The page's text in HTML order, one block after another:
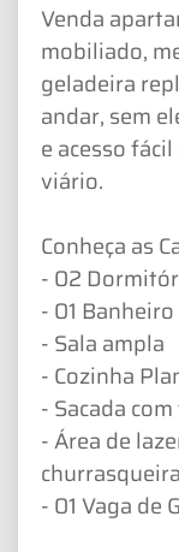
Venda
mobiliado,
geladeira
andar, sem
e acesso
viário.
Conheça as
- 02
- 01
- Sala ampla
- Cozinha
- Sacada
- Área de
churrasqueira
- 01 Vaga de